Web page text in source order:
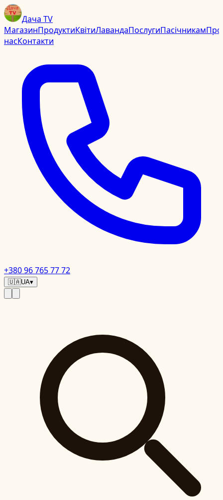
Дача TV
МагазинПродуктиКвітиЛавандаПослугиПасічникамПро
насКонтакти
+380 96 765 77 72
🇺🇦UA▾